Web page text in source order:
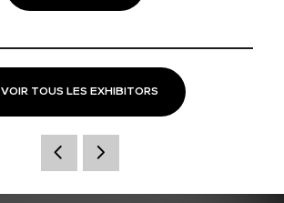
VOIR TOUS LES EXHIBITORS